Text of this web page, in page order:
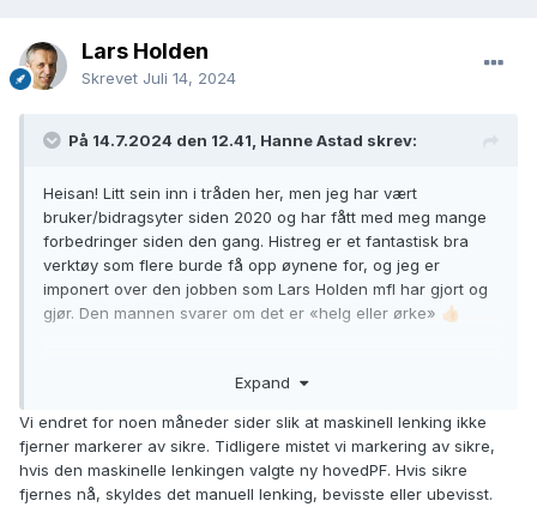
Lars Holden
Skrevet Juli 14, 2024
På 14.7.2024 den 12.41, Hanne Astad skrev:
Heisan! Litt sein inn i tråden her, men jeg har vært
bruker/bidragsyter siden 2020 og har fått med meg mange
forbedringer siden den gang. Histreg er et fantastisk bra
verktøy som flere burde få opp øynene for, og jeg er
imponert over den jobben som Lars Holden mfl har gjort og
gjør. Den mannen svarer om det er «helg eller ørke» 👍🏻
ønsker meg muligheten til å kunne låse personsider jeg har
jobbet mye med. (Markering av oppføringer som sikre
endres om personsidens hovedoppføring endres, har jeg
opplevd).
Er det mulig å vurdere en noe utvidet tilgang for en liten
Expand
Vi endret for noen måneder sider slik at maskinell lenking ikke
fjerner markerer av sikre. Tidligere mistet vi markering av sikre,
hvis den maskinelle lenkingen valgte ny hovedPF. Hvis sikre
fjernes nå, skyldes det manuell lenking, bevisste eller ubevisst.